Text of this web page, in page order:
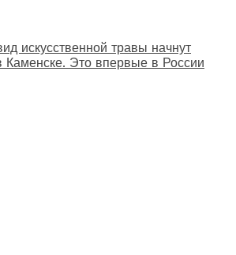
искусственной травы начнут
Каменске. Это впервые в России